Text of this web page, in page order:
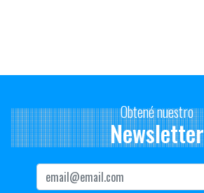
Obtené nuestro
Newsletter